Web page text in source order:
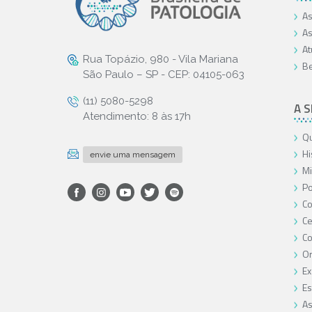
Rua Topázio, 980 - Vila Mariana
São Paulo – SP - CEP: 04105-063
(11) 5080-5298
Atendimento: 8 às 17h
envie uma mensagem
A